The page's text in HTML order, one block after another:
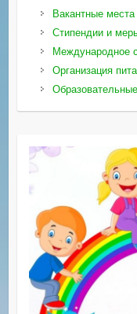
Вакантные
Стипендии и
Международное
Организация